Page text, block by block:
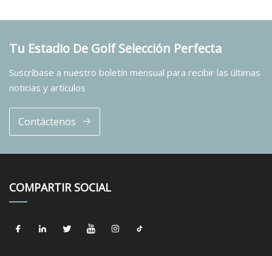
Tu Estadio De Golf Selección Perfecta
Suscríbase a nuestro boletín mensual para recibir las últimas
noticias y artículos
Contáctenos
COMPARTIR SOCIAL